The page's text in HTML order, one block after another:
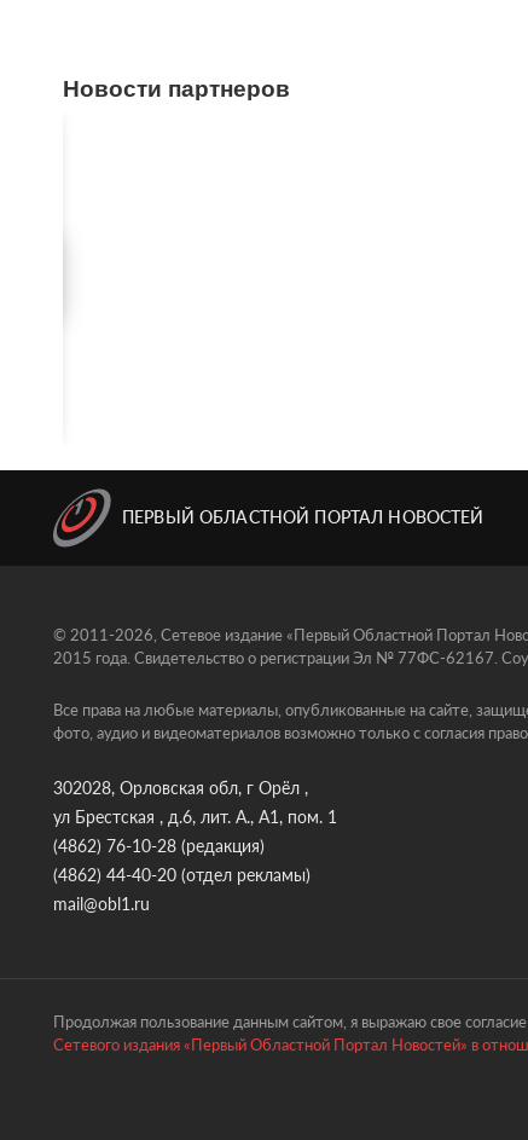
Новости партнеров
ПЕРВЫЙ ОБЛАСТНОЙ ПОРТАЛ НОВОСТЕЙ
© 2011-2026, Сетевое издание «Первый Областной Портал
2015 года. Свидетельство о регистрации Эл № 77ФС-62167.
Все права на любые материалы, опубликованные на сайте,
фото, аудио и видеоматериалов возможно только с согласия
302028, Орловская обл, г Орёл ,
ул Брестская , д.6, лит. А., А1, пом. 1
(4862) 76-10-28 (редакция)
(4862) 44-40-20 (отдел рекламы)
mail@obl1.ru
Продолжая пользование данным сайтом, я выражаю свое
Сетевого издания «Первый Областной Портал Новостей» в